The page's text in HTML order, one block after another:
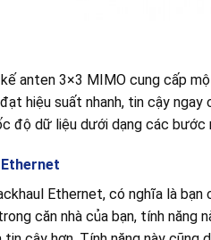
anten 3×3 MIMO cung cấp
hiệu suất nhanh, tin cậy
độ dữ liệu dưới dạng các bước
Ethernet, có nghĩa là
căn nhà của bạn, tính